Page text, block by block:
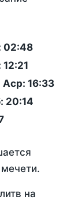
02:48
12:21
Аср: 16:33
20:14
на